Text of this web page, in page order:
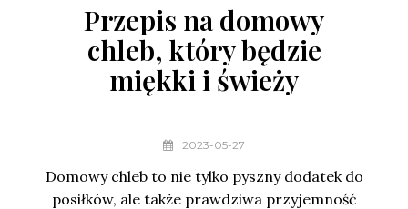
Przepis na domowy
chleb, który będzie
miękki i świeży
2023-05-27
Domowy chleb to nie tylko pyszny dodatek do
posiłków, ale także prawdziwa przyjemność